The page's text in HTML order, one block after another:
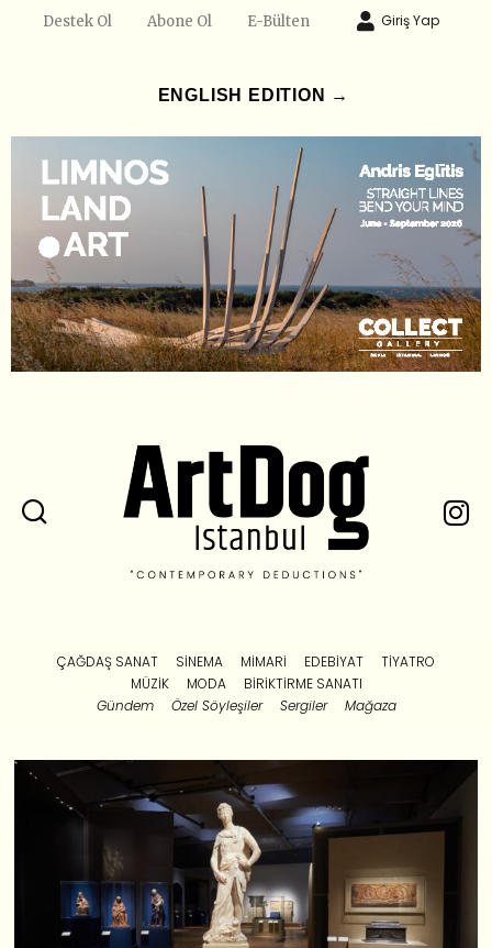
Destek Ol Abone Ol E-Bülten Giriş Yap
ENGLISH EDITION →
ÇAĞDAŞ SANAT SINEMA MIMARI EDEBIYAT
TIYATRO
MÜZIK
MODA
BIRIKTIRME SANATI
Gündem
Özel Söyleşiler Sergiler Mağaza